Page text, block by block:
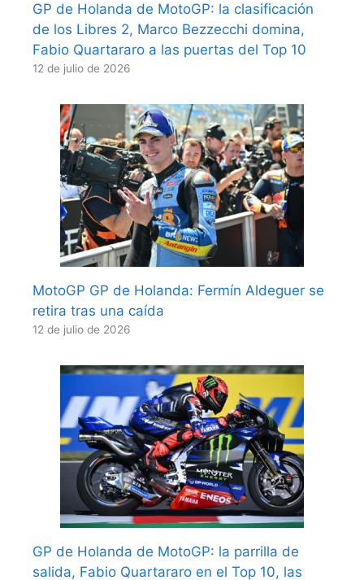
GP de Holanda de MotoGP: la clasificación
de los Libres 2, Marco Bezzecchi domina,
Fabio Quartararo a las puertas del Top 10
12 de julio de 2026
MotoGP GP de Holanda: Fermín Aldeguer se
retira tras una caída
12 de julio de 2026
GP de Holanda de MotoGP: la parrilla de
salida, Fabio Quartararo en el Top 10, las